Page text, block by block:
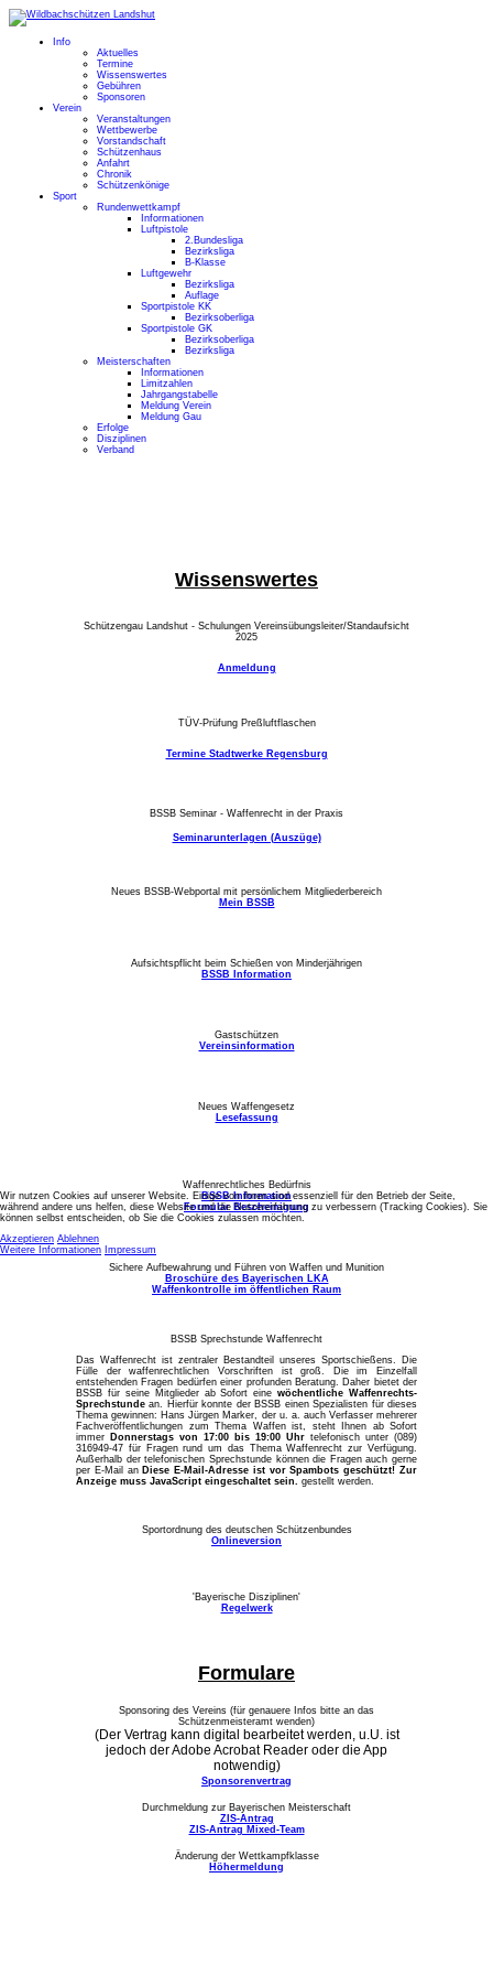
Info
Aktuelles
Termine
Wissenswertes
Gebühren
Sponsoren
Verein
Veranstaltungen
Wettbewerbe
Vorstandschaft
Schützenhaus
Anfahrt
Chronik
Schützenkönige
Sport
Rundenwettkampf
Informationen
Luftpistole
2.Bundesliga
Bezirksliga
B-Klasse
Luftgewehr
Bezirksliga
Auflage
Sportpistole KK
Bezirksoberliga
Sportpistole GK
Bezirksoberliga
Bezirksliga
Meisterschaften
Informationen
Limitzahlen
Jahrgangstabelle
Meldung Verein
Meldung Gau
Erfolge
Disziplinen
Verband
Wissenswertes
Schützengau Landshut - Schulungen Vereinsübungsleiter/Standaufsicht
2025
Anmeldung
TÜV-Prüfung Preßluftflaschen
Termine Stadtwerke Regensburg
BSSB Seminar - Waffenrecht in der Praxis
Seminarunterlagen (Auszüge)
Neues BSSB-Webportal mit persönlichem Mitgliederbereich
Mein BSSB
Aufsichtspflicht beim Schießen von Minderjährigen
BSSB Information
Gastschützen
Vereinsinformation
Neues Waffengesetz
Lesefassung
Waffenrechtliches Bedürfnis
BSSB Information
Formular Bescheinigung
Sichere Aufbewahrung und Führen von Waffen und Munition
Broschüre des Bayerischen LKA
Waffenkontrolle im öffentlichen Raum
BSSB Sprechstunde Waffenrecht
Das Waffenrecht ist zentraler Bestandteil unseres Sportschießens. Die
Fülle der waffenrechtlichen Vorschriften ist groß. Die im Einzelfall
entstehenden Fragen bedürfen einer profunden Beratung. Daher bietet der
BSSB für seine Mitglieder ab Sofort einewöchentliche Waffenrechts-
Sprechstunde an. Hierfür konnte der BSSB einen Spezialisten für dieses
Thema gewinnen: Hans Jürgen Marker, der u. a. auch Verfasser mehrerer
Fachveröffentlichungen zum Thema Waffen ist, steht Ihnen ab Sofort
immer
Donnerstags von 17:00 bis 19:00 Uhr telefonisch unter (089)
316949-47 für Fragen rund um das Thema Waffenrecht zur Verfügung.
Außerhalb der telefonischen Sprechstunde können die Fragen auch gerne
per E-Mail an Diese E-Mail-Adresse ist vor Spambots geschützt! Zur
Anzeige muss JavaScript eingeschaltet sein. gestellt werden.
Sportordnung des deutschen Schützenbundes
Onlineversion
'Bayerische Disziplinen'
Regelwerk
Formulare
Sponsoring des Vereins (für genauere Infos bitte an das
Schützenmeisteramt wenden)
(Der Vertrag kann digital bearbeitet werden, u.U. ist
jedoch der Adobe Acrobat Reader oder die App
notwendig)
Sponsorenvertrag
Durchmeldung zur Bayerischen Meisterschaft
ZIS-Antrag
ZIS-Antrag Mixed-Team
Änderung der Wettkampfklasse
Höhermeldung
Wir nutzen Cookies auf unserer Website. Einige von ihnen sind essenziell für den Betrieb der Seite,
während andere uns helfen, diese Website und die Nutzererfahrung zu verbessern (Tracking Cookies). Sie
können selbst entscheiden, ob Sie die Cookies zulassen möchten.
Akzeptieren Ablehnen
Weitere Informationen Impressum